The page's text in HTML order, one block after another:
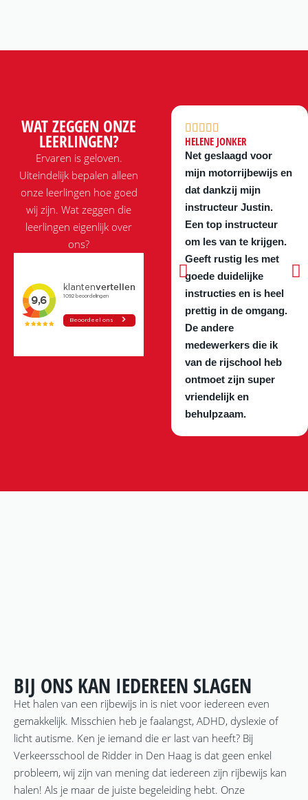
WAT ZEGGEN ONZE
LEERLINGEN?
Ervaren is geloven.
Uiteindelijk bepalen alleen
onze leerlingen hoe goed
wij zijn. Wat zeggen die
leerlingen eigenlijk over
ons?
HELENE JONKER
Net geslaagd voor
mijn motorrijbewijs en
dat dankzij mijn
instructeur Justin.
Een top instructeur
om les van te krijgen.
Geeft rustig les met
goede duidelijke
instructies en is heel
prettig in de omgang.
De andere
medewerkers die ik
van de rijschool heb
ontmoet zijn super
vriendelijk en
behulpzaam.
BIJ ONS KAN IEDEREEN SLAGEN
Het halen van een rijbewijs in is niet voor iedereen even
gemakkelijk. Misschien heb je faalangst, ADHD, dyslexie of
licht autisme. Ken je iemand die er last van heeft? Bij
Verkeersschool de Ridder in Den Haag is dat geen enkel
probleem, wij zijn van mening dat iedereen zijn rijbewijs kan
halen! Als je maar de juiste begeleiding hebt. Onze